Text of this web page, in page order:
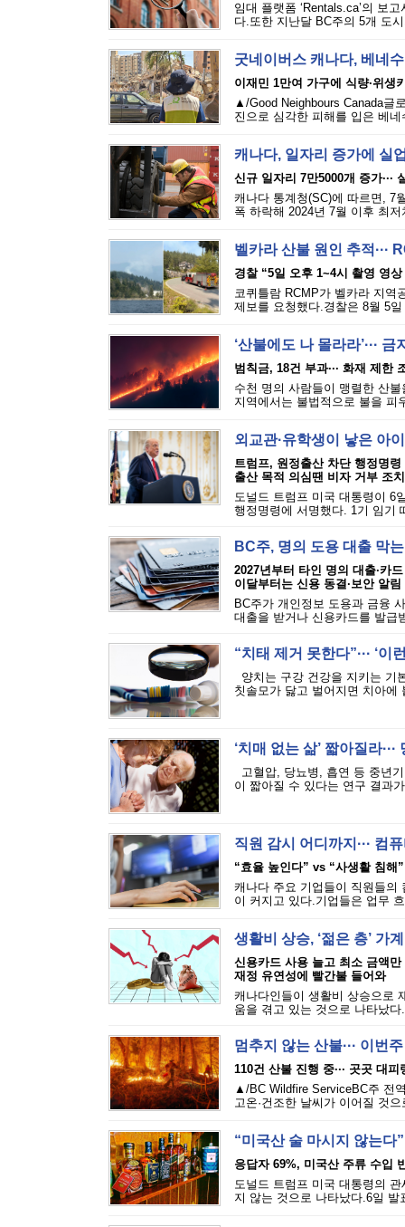
임대 플랫폼 ‘Rentals.ca’의 보
다.또한 지난달 BC주의 5개 도
굿네이버스 캐나다, 베네
이재민 1만여 가구에 식량·위생
▲/Good Neighbours Canada글
진으로 심각한 피해를 입은 베
캐나다, 일자리 증가에 실
신규 일자리 7만5000개 증가···
캐나다 통계청(SC)에 따르면, 7
폭 하락해 2024년 7월 이후 최
벨카라 산불 원인 추적···
경찰 “5일 오후 1~4시 촬영 영상
코퀴틀람 RCMP가 벨카라 지역
제보를 요청했다.경찰은 8월 5
‘산불에도 나 몰라라’···
범칙금, 18건 부과··· 화재 제한
수천 명의 사람들이 맹렬한 산
지역에서는 불법적으로 불을 피
외교관·유학생이 낳은 아
트럼프, 원정출산 차단 행정명령
출산 목적 의심땐 비자 거부 조치
도널드 트럼프 미국 대통령이 6
행정명령에 서명했다. 1기 임기
BC주, 명의 도용 대출 막
2027년부터 타인 명의 대출·카
이달부터는 신용 동결·보안 알
BC주가 개인정보 도용과 금융
대출을 받거나 신용카드를 발급
“치태 제거 못한다”··· ‘
양치는 구강 건강을 지키는 기
칫솔모가 닳고 벌어지면 치아에
‘치매 없는 삶’ 짧아질라
고혈압, 당뇨병, 흡연 등 중년
이 짧아질 수 있다는 연구 결과
직원 감시 어디까지··· 컴
“효율 높인다” vs “사생활 침해”
캐나다 주요 기업들이 직원들의
이 커지고 있다.기업들은 업무
생활비 상승, ‘젊은 층’ 가
신용카드 사용 늘고 최소 금액만
재정 유연성에 빨간불 들어와
캐나다인들이 생활비 상승으로
움을 겪고 있는 것으로 나타났
멈추지 않는 산불··· 이번
110건 산불 진행 중··· 곳곳 대피
▲/BC Wildfire ServiceBC주 전
고온·건조한 날씨가 이어질 것
“미국산 술 마시지 않는다
응답자 69%, 미국산 주류 수입
도널드 트럼프 미국 대통령의
지 않는 것으로 나타났다.6일